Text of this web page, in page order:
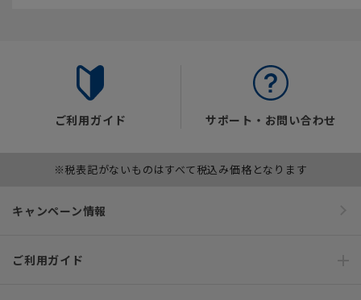
ご利用ガイド サポート・お問い合わせ
※税表記がないものはすべて税込み価格となります
キャンペーン情報
ご利用ガイド